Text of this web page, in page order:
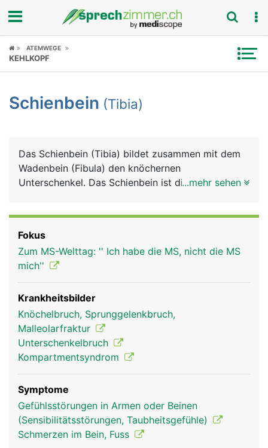
Fokus
Symptome
News
Rubriken
ATEMWEGE
KEHLKOPF
Schienbein (Tibia)
Das Schienbein (Tibia) bildet zusammen mit dem
Wadenbein (Fibula) den knöchernen
Unterschenkel. Das Schienbein ist dicker und
langen Schaft dessen Vorderseite direkt unter der
Haut liegt, und einem unteren Ende, das den
Innenknöchel bildet und Teil des oberen
Sprunggelenks ist.
Schienbein Mann
...mehr sehen
Fokus
Zum MS-Welttag: '' Ich habe die MS, nicht die MS
mich''
Krankheitsbilder
Knöchelbruch, Sprunggelenkbruch,
Malleolarfraktur
Unterschenkelbruch
Kompartmentsyndrom
Symptome
Gefühlsstörungen in Armen oder Beinen
(Sensibilitätsstörungen, Taubheitsgefühle)
Schmerzen im Bein, Fuss